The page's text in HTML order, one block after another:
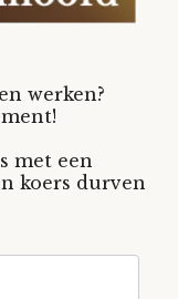
werken?
met een
koers durven